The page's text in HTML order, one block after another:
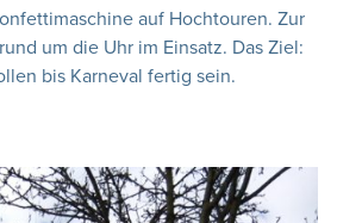
auf Hochtouren. Zur
um die Uhr im Einsatz. Das Ziel:
bis Karneval fertig sein.